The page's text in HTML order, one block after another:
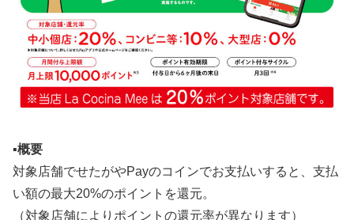
▪️概要
対象店舗でせたがやPayのコインでお支払いすると、支払
い額の最大20%のポイントを還元。
（対象店舗によりポイントの還元率が異なります）